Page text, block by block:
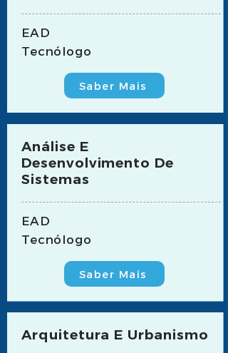
EAD
Tecnólogo
Saber Mais
Análise E
Desenvolvimento De
Sistemas
EAD
Tecnólogo
Saber Mais
Arquitetura E Urbanismo